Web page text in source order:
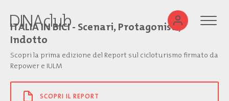
ITALIA IN BICI - Scenari, Protagonisti,
Indotto
Scopri la prima edizione del Report sul cicloturismo firmato da
Repower e IULM
SCOPRI IL REPORT